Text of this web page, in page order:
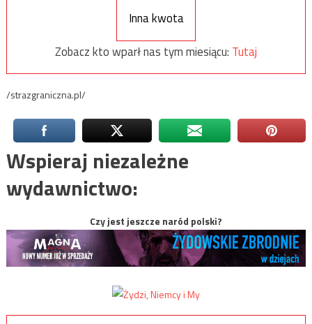
Inna kwota
Zobacz kto wparł nas tym miesiącu: Tutaj
/strazgraniczna.pl/
Wspieraj niezależne
wydawnictwo:
Czy jest jeszcze naród polski?